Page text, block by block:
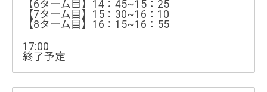
【6ターム目】14：45~15：25
【7ターム目】15：30~16：10
【8ターム目】16：15~16：55
17:00
終了予定